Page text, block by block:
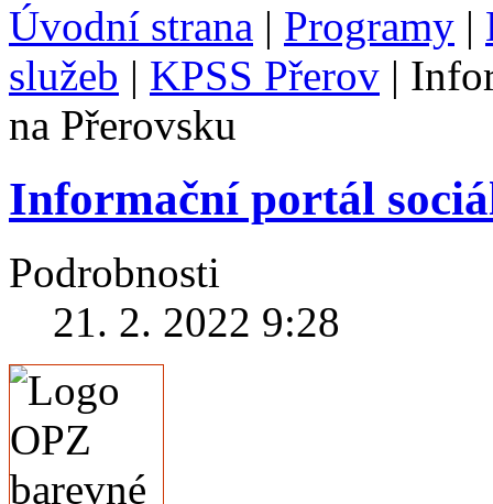
Úvodní strana | Programy |
služeb | KPSS Přerov |
na Přerovsku
Informační portál
Podrobnosti
21. 2. 2022 9:28